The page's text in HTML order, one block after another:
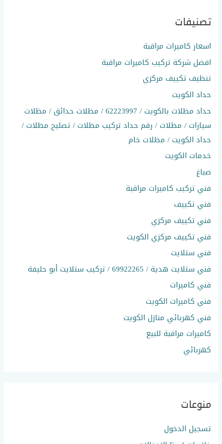
تصنيفات
اسعار كاميرات مراقبة
افضل شركة تركيب كاميرات مراقبة
تنظيف تكييف مركزي
حداد الكويت
حداد مظلات بالكويت / 62223997 / مظلات حدائق / مظلات
سيارات / مظلات / رقم حداد تركيب مظلات / تصليح مظلات /
حداد الكويت / مظلات خام
خدمات الكويت
صباغ
فني تركيب كاميرات مراقبة
فني تكييف
فني تكييف مركزي
فني تكييف مركزي الكويت
فني ستلايت
فني ستلايت هدية / 69922265 / تركيب ستلايت أبو حليفة
فني كاميرات
فني كاميرات الكويت
فني كهربائي منازل الكويت
كاميرات مراقبة للبيع
كهربائي
منوعات
تسجيل الدخول